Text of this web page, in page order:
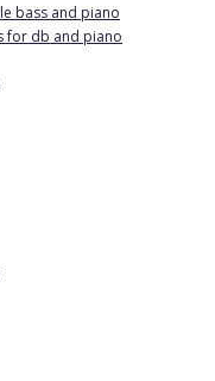
bass and piano
for db and piano